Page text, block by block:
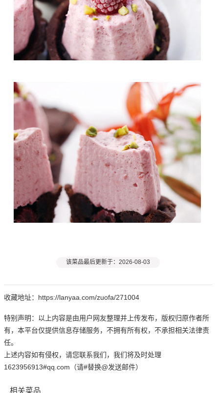
该菜品最后更新于：2026-08-03
收藏地址：https://lanyaa.com/zuofa/271004
特别声明：以上内容是由用户网友整理并上传发布，版权归原作者所
有，本平台仅提供信息存储服务，不拥有所有权，不承担相关法律责
任。
上述内容如有侵权，请您联系我们，我们将及时处理
1623956913#qq.com（请#替换@发送邮件）
相关菜品